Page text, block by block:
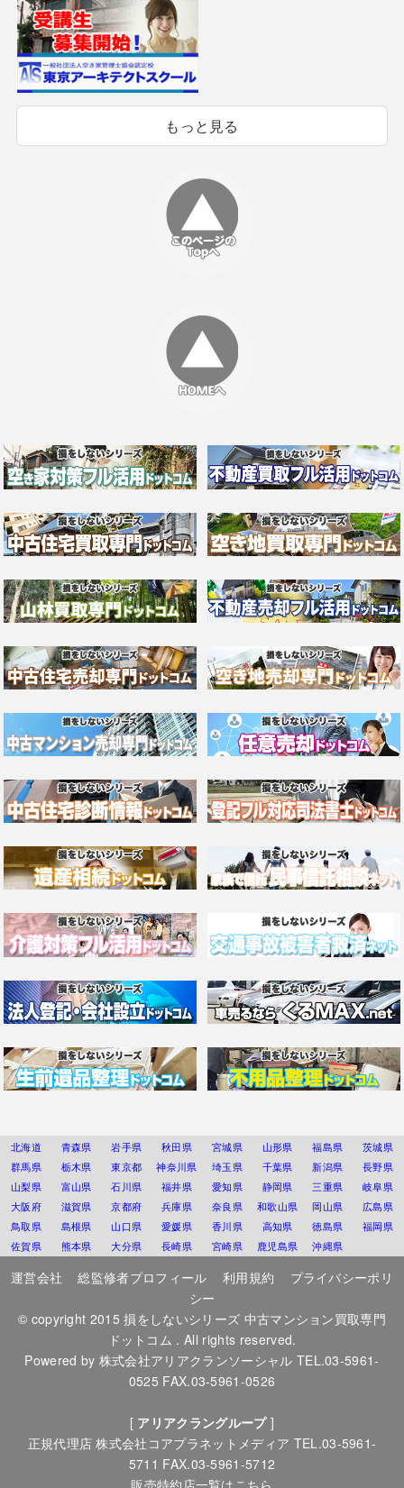
もっと見る
北海道 青森県 岩手県 秋田県 宮城県 山形県 福島県
茨城県
群馬県
栃木県 東京都 神奈川県 埼玉県 千葉県 新潟県
長野県
山梨県
富山県 石川県 福井県 愛知県 静岡県 三重県
岐阜県
大阪府
滋賀県 京都府 兵庫県 奈良県 和歌山県 岡山県
広島県
鳥取県
島根県 山口県 愛媛県 香川県 高知県 徳島県
福岡県
佐賀県
熊本県 大分県 長崎県 宮崎県 鹿児島県 沖縄県
運営会社 総監修者プロフィール 利用規約
プライバシーポリ
シー
© copyright 2015損をしないシリーズ 中古マンション買取専門
ドットコム . All rights reserved.
Powered by 株式会社アリアクランソーシャル TEL.03-5961-
0525 FAX.03-5961-0526
[ アリアクラングループ]
正規代理店株式会社コアプラネットメディア TEL.03-5961-
5711 FAX.03-5961-5712
販売特約店一覧はこちら